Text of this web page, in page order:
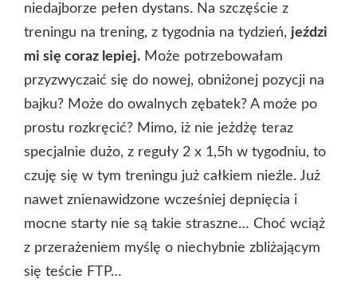
niedajborze pełen dystans. Na szczęście z
treningu na trening, z tygodnia na tydzień, jeździ
mi się coraz lepiej. Może potrzebowałam
przyzwyczaić się do nowej, obniżonej pozycji na
bajku? Może do owalnych zębatek? A może po
prostu rozkręcić? Mimo, iż nie jeżdżę teraz
specjalnie dużo, z reguły 2 x 1,5h w tygodniu, to
czuję się w tym treningu już całkiem nieźle. Już
nawet znienawidzone wcześniej depnięcia i
mocne starty nie są takie straszne… Choć wciąż
z przerażeniem myślę o niechybnie zbliżającym
się teście FTP…